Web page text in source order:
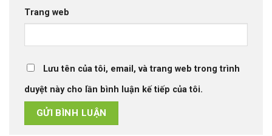
Trang web
Lưu tên của tôi, email, và trang web trong trình
duyệt này cho lần bình luận kế tiếp của tôi.